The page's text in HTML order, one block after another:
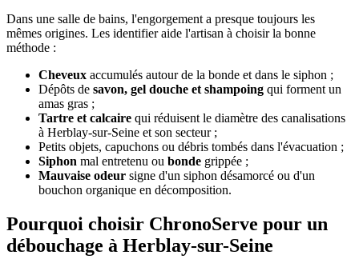
Dans une salle de bains, l'engorgement a presque toujours les
mêmes origines. Les identifier aide l'artisan à choisir la bonne
méthode :
Cheveux accumulés autour de la bonde et dans le siphon ;
Dépôts de savon, gel douche et shampoing qui forment un
amas gras ;
Tartre et calcaire qui réduisent le diamètre des canalisations
à Herblay-sur-Seine et son secteur ;
Petits objets, capuchons ou débris tombés dans l'évacuation ;
Siphon mal entretenu ou bonde grippée ;
Mauvaise odeur signe d'un siphon désamorcé ou d'un
bouchon organique en décomposition.
Pourquoi choisir ChronoServe pour un
débouchage à Herblay-sur-Seine